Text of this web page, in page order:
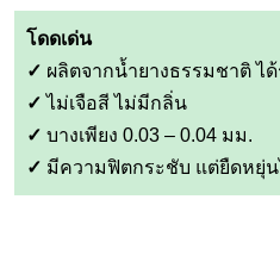
โดดเด่น
✓ ผลิตจากน้ำยางธรรมชาติ ไ
✓ ไม่เจือสี ไม่มีกลิ่น
✓ บางเพียง 0.03 – 0.04 มม.
✓ มีความฟิตกระชับ แต่ยืดหยุ่น